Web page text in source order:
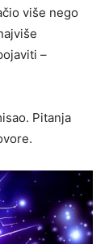
više nego
–
Pitanja